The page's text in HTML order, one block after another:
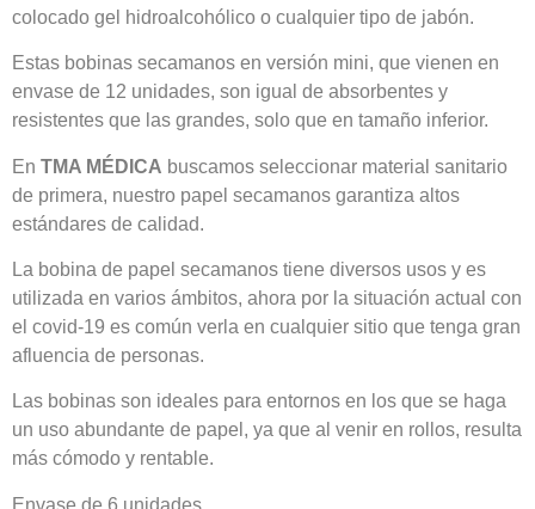
colocado gel hidroalcohólico o cualquier tipo de jabón.
Estas bobinas secamanos en versión mini, que vienen en
envase de 12 unidades, son igual de absorbentes y
resistentes que las grandes, solo que en tamaño inferior.
En TMA MÉDICA buscamos seleccionar material sanitario
de primera, nuestro papel secamanos garantiza altos
estándares de calidad.
La bobina de papel secamanos tiene diversos usos y es
utilizada en varios ámbitos, ahora por la situación actual con
el covid-19 es común verla en cualquier sitio que tenga gran
afluencia de personas.
Las bobinas son ideales para entornos en los que se haga
un uso abundante de papel, ya que al venir en rollos, resulta
más cómodo y rentable.
Envase de 6 unidades.